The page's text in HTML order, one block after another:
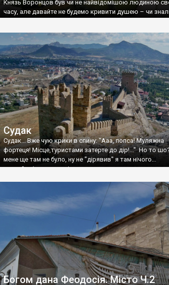
Князь Воронцов був чи не найвідомішою людиною
часу, але давайте не будемо кривити душею – чи
Судак
Судак... Вже чую крики в спину: "Ааа, попса! Муляжна
фортеця! Місце,туристами затерте до дір!..." Но то
мене ще там не було, ну не "дірявив" я там нічого...
принаймні до цього літа.
Богом дана Феодосія. Місто Ч.2